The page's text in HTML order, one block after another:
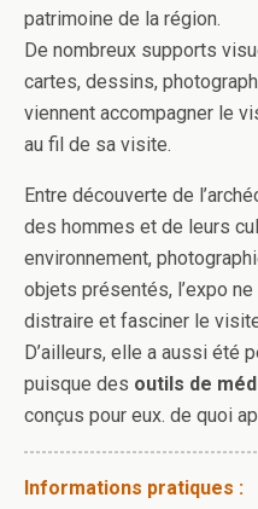
patrimoine de la région.
De nombreux supports
cartes, dessins,
viennent accompagner le
au fil de sa visite.
Entre découverte de
des hommes et de leurs
environnement,
objets présentés, l’expo
distraire et fasciner le
D’ailleurs, elle a aussi été
puisque des outils de
conçus pour eux. de quoi
Informations pratiques :